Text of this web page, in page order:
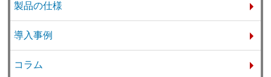
製品の仕様
導入事例
コラム